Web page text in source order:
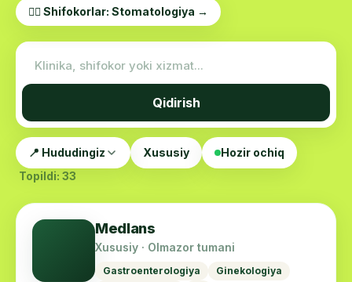
👨‍⚕️ Shifokorlar: Stomatologiya →
Qidirish
📍 Hududingiz Xususiy
Hozir ochiq
Topildi: 33
Medlans
Xususiy · Olmazor tumani
Gastroenterologiya
Ginekologiya